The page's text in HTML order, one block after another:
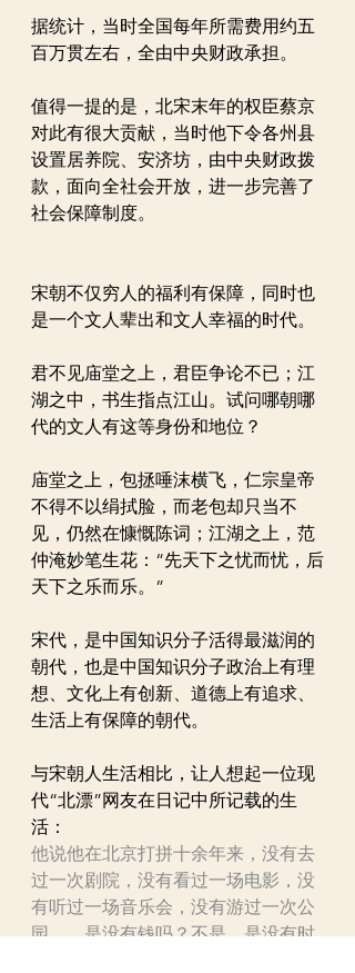
据统计，当时全国每年所需费用约五
百万贯左右，全由中央财政承担。
值得一提的是，北宋末年的权臣蔡京
对此有很大贡献，当时他下令各州县
设置居养院、安济坊，由中央财政拨
款，面向全社会开放，进一步完善了
社会保障制度。
宋朝不仅穷人的福利有保障，同时也
是一个文人辈出和文人幸福的时代。
君不见庙堂之上，君臣争论不已；江
湖之中，书生指点江山。试问哪朝哪
代的文人有这等身份和地位？
庙堂之上，包拯唾沫横飞，仁宗皇帝
不得不以绢拭脸，而老包却只当不
见，仍然在慷慨陈词；江湖之上，范
仲淹妙笔生花：“先天下之忧而忧，后
天下之乐而乐。”
宋代，是中国知识分子活得最滋润的
朝代，也是中国知识分子政治上有理
想、文化上有创新、道德上有追求、
生活上有保障的朝代。
与宋朝人生活相比，让人想起一位现
代“北漂”网友在日记中所记载的生
活：
他说他在北京打拼十余年来，没有去
过一次剧院，没有看过一场电影，没
有听过一场音乐会，没有游过一次公
园……是没有钱吗？不是。是没有时